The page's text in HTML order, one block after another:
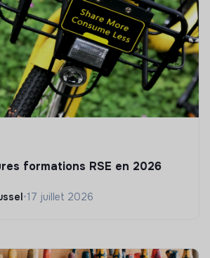
formations RSE en 2026
•17 juillet 2026